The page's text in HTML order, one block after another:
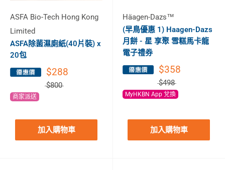
ASFA Bio-Tech Hong Kong
Limited
ASFA除菌濕廁紙(40片裝) x
20包
$288
$800
商家派送
加入購物車
Häagen-Dazs™
(早鳥優惠 1) Haagen-Dazs
月餅 - 星 享聚 雪糕馬卡龍
電子禮券
$358
$498
MyHKBN App 兌換
加入購物車